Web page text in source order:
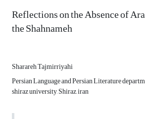
Reflections on the Absence of
the Shahnameh
Sharareh Tajmirriyahi
Persian Language and Persian Literature
shiraz university, Shiraz, iran